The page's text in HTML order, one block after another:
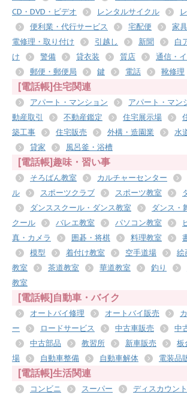
CD・DVD・ビデオ
レンタルサイクル
便利業・代行サービス
宅配便 家
電修理・取り付け
引越し 新聞 白
け
警備 貸衣装 質店
通信・
郵便・郵便局
鍵 電話 靴修理
[電話帳]住宅関連
アパート・マンション アパート・マン
動産取引
不動産鑑定 住宅展示場
築工事
住宅販売 外構・造園業 水
貸家
風呂釜・浴槽
[電話帳]趣味・習い事
そろばん教室 カルチャーセンター
ル
スポーツクラブ スポーツ教室
ダンススクール・ダンス教室
ダンス・
クール
バレエ教室 パソコン教室
真・カメラ
囲碁・将棋 料理教室
模型
着付け教室 空手道場 絵
教室
茶道教室 華道教室 釣り
教室
[電話帳]自動車・バイク
オートバイ修理 オートバイ販売
ー
ロードサービス 中古車販売
中
中古部品
教習所 新車販売 板
場
自動車整備 自動車解体 電装品
[電話帳]生活関連
コンビニ スーパー ディスカウン